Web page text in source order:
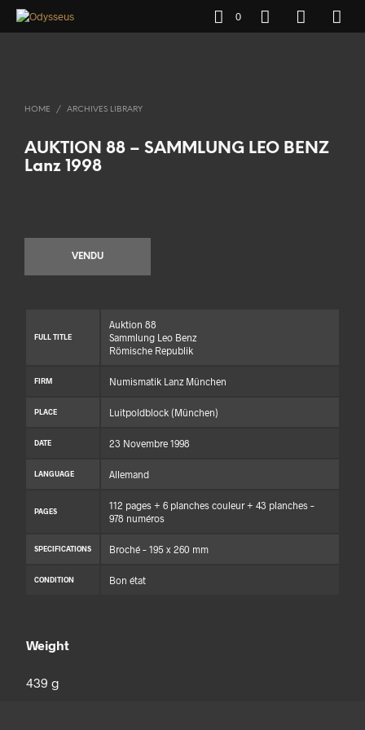
0
HOME / ARCHIVES LIBRARY
AUKTION 88 – SAMMLUNG LEO BENZ
Lanz 1998
VENDU
FULL TITLE
Auktion 88
Sammlung Leo Benz
Römische Republik
FIRM Numismatik Lanz München
PLACE Luitpoldblock (München)
DATE 23 Novembre 1998
LANGUAGE Allemand
PAGES
112 pages + 6 planches couleur + 43 planches –
978 numéros
SPECIFICATIONS Broché – 195 x 260 mm
CONDITION Bon état
Weight
439 g